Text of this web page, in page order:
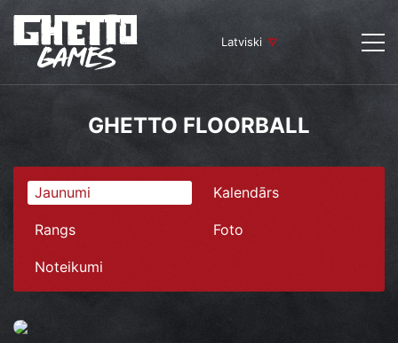
Latviski
GHETTO FLOORBALL
Jaunumi Kalendārs
Rangs Foto
Noteikumi